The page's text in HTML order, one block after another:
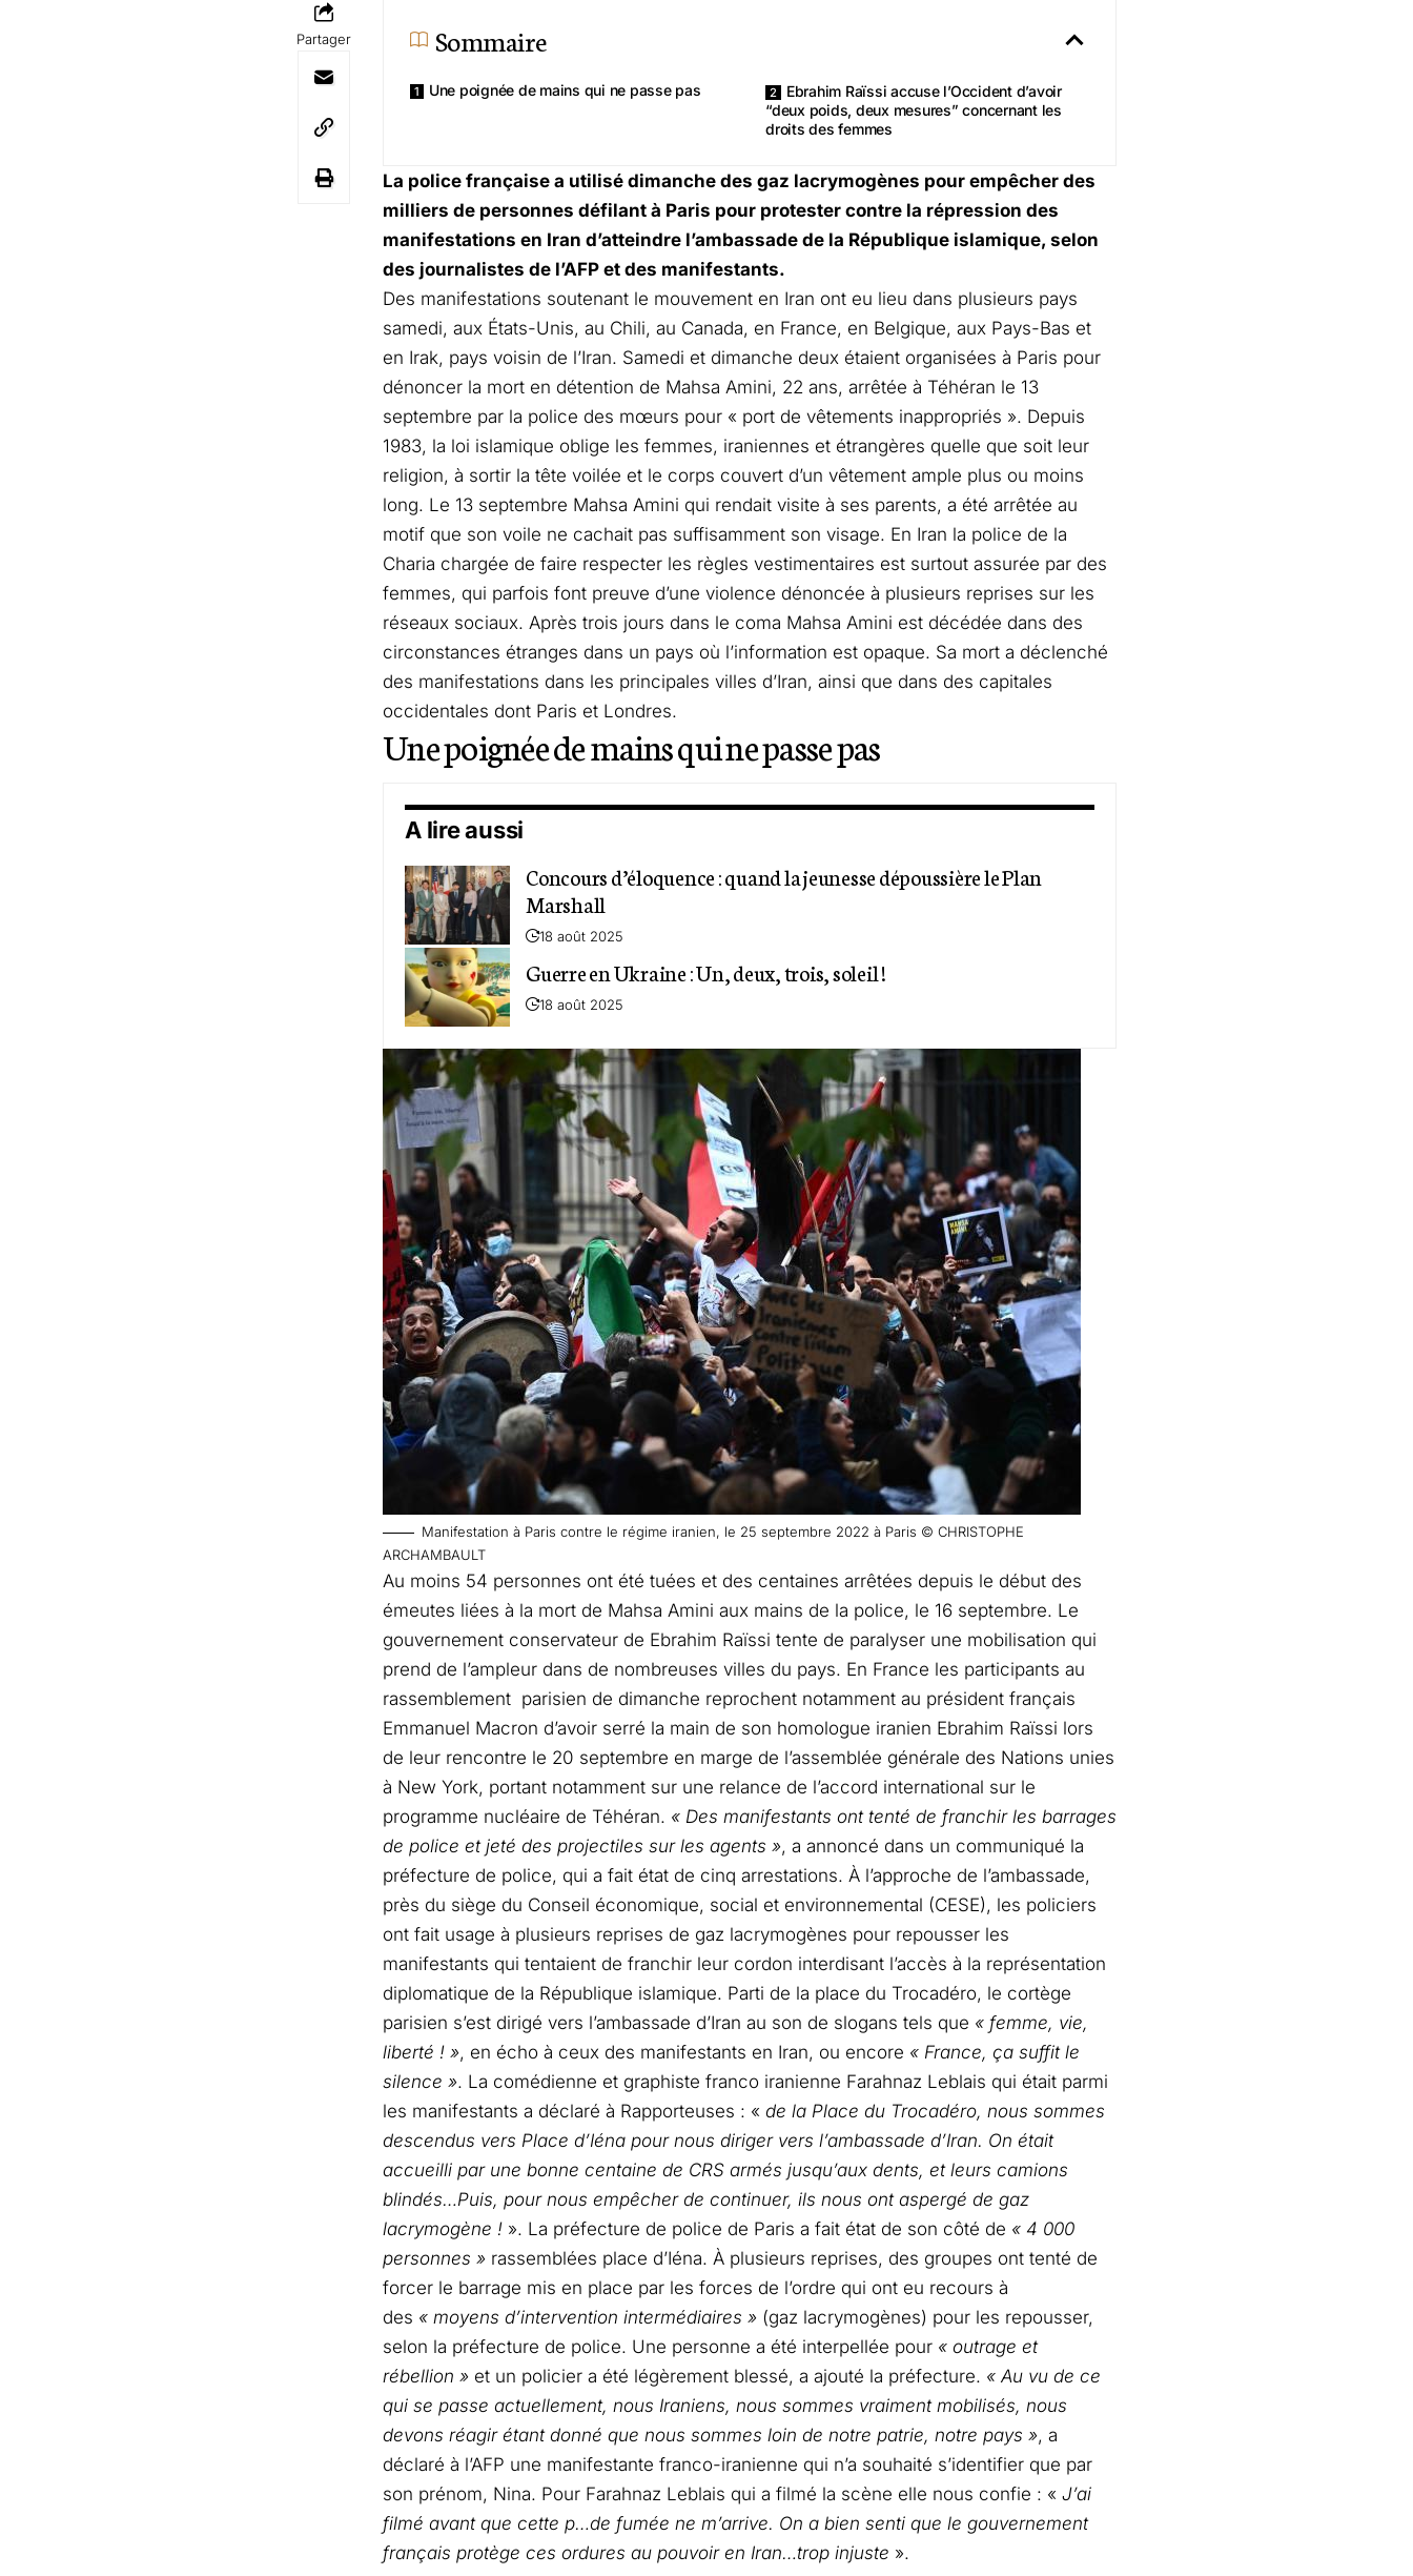
Partager Sommaire
Une poignée de mains qui ne passe pas
Ebrahim Raïssi accuse l’Occident d’avoir
“deux poids, deux mesures” concernant les
droits des femmes
La police française a utilisé dimanche des gaz lacrymogènes pour empêcher des
milliers de personnes défilant à Paris pour protester contre la répression des
manifestations en Iran d’atteindre l’ambassade de la République islamique, selon
des journalistes de l’AFP et des manifestants.
Des manifestations soutenant le mouvement en Iran ont eu lieu dans plusieurs pays
samedi, aux États-Unis, au Chili, au Canada, en France, en Belgique, aux Pays-Bas et
en Irak, pays voisin de l’Iran. Samedi et dimanche deux étaient organisées à Paris pour
dénoncer la mort en détention de Mahsa Amini, 22 ans, arrêtée à Téhéran le 13
septembre par la police des mœurs pour « port de vêtements inappropriés ». Depuis
1983, la loi islamique oblige les femmes, iraniennes et étrangères quelle que soit leur
religion, à sortir la tête voilée et le corps couvert d’un vêtement ample plus ou moins
long. Le 13 septembre Mahsa Amini qui rendait visite à ses parents, a été arrêtée au
motif que son voile ne cachait pas suffisamment son visage. En Iran la police de la
Charia chargée de faire respecter les règles vestimentaires est surtout assurée par des
femmes, qui parfois font preuve d’une violence dénoncée à plusieurs reprises sur les
réseaux sociaux. Après trois jours dans le coma Mahsa Amini est décédée dans des
circonstances étranges dans un pays où l’information est opaque. Sa mort a déclenché
des manifestations dans les principales villes d’Iran, ainsi que dans des capitales
occidentales dont Paris et Londres.
Une poignée de mains qui ne passe pas
A lire aussi
Concours d’éloquence : quand la jeunesse dépoussière le Plan
Marshall
18 août 2025
Guerre en Ukraine : Un, deux, trois, soleil !
18 août 2025
Manifestation à Paris contre le régime iranien, le 25 septembre 2022 à Paris © CHRISTOPHE
ARCHAMBAULT
Au moins 54 personnes ont été tuées et des centaines arrêtées depuis le début des
émeutes liées à la mort de Mahsa Amini aux mains de la police, le 16 septembre. Le
gouvernement conservateur de Ebrahim Raïssi tente de paralyser une mobilisation qui
prend de l’ampleur dans de nombreuses villes du pays. En France les participants au
rassemblement parisien de dimanche reprochent notamment au président français
Emmanuel Macron d’avoir serré la main de son homologue iranien Ebrahim Raïssi lors
de leur rencontre le 20 septembre en marge de l’assemblée générale des Nations unies
à New York, portant notamment sur une relance de l’accord international sur le
programme nucléaire de Téhéran. « Des manifestants ont tenté de franchir les barrages
de police et jeté des projectiles sur les agents », a annoncé dans un communiqué la
préfecture de police, qui a fait état de cinq arrestations. À l’approche de l’ambassade,
près du siège du Conseil économique, social et environnemental (CESE), les policiers
ont fait usage à plusieurs reprises de gaz lacrymogènes pour repousser les
manifestants qui tentaient de franchir leur cordon interdisant l’accès à la représentation
diplomatique de la République islamique. Parti de la place du Trocadéro, le cortège
parisien s’est dirigé vers l’ambassade d’Iran au son de slogans tels que « femme, vie,
liberté ! », en écho à ceux des manifestants en Iran, ou encore « France, ça suffit le
silence ». La comédienne et graphiste franco iranienne Farahnaz Leblais qui était parmi
les manifestants a déclaré à Rapporteuses : « de la Place du Trocadéro, nous sommes
descendus vers Place d’Iéna pour nous diriger vers l’ambassade d’Iran. On était
accueilli par une bonne centaine de CRS armés jusqu’aux dents, et leurs camions
blindés…Puis, pour nous empêcher de continuer, ils nous ont aspergé de gaz
lacrymogène ! ». La préfecture de police de Paris a fait état de son côté de « 4 000
personnes » rassemblées place d’Iéna. À plusieurs reprises, des groupes ont tenté de
forcer le barrage mis en place par les forces de l’ordre qui ont eu recours à
des « moyens d’intervention intermédiaires » (gaz lacrymogènes) pour les repousser,
selon la préfecture de police. Une personne a été interpellée pour « outrage et
rébellion » et un policier a été légèrement blessé, a ajouté la préfecture. « Au vu de ce
qui se passe actuellement, nous Iraniens, nous sommes vraiment mobilisés, nous
devons réagir étant donné que nous sommes loin de notre patrie, notre pays », a
déclaré à l’AFP une manifestante franco-iranienne qui n’a souhaité s’identifier que par
son prénom, Nina. Pour Farahnaz Leblais qui a filmé la scène elle nous confie : « J’ai
filmé avant que cette p…de fumée ne m’arrive. On a bien senti que le gouvernement
français protège ces ordures au pouvoir en Iran…trop injuste ».